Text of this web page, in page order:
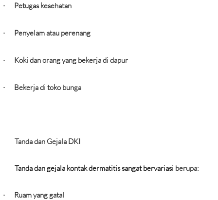
· Petugas kesehatan
· Penyelam atau perenang
· Koki dan orang yang bekerja di dapur
· Bekerja di toko bunga
Tanda dan Gejala DKI
Tanda dan gejala kontak dermatitis sangat bervariasi berupa:
· Ruam yang gatal